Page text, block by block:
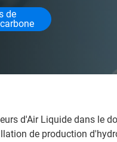
de
d'Air Liquide dans le
de production